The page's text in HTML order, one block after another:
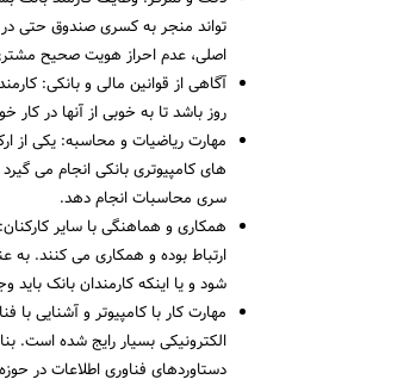
تواند منجر به کسری صندوق حتی
اصلی، عدم احراز هویت صحیح
آگاهی از قوانین مالی و بانکی:
روز باشد تا به خوبی از آنها در کار
مهارت ریاضیات و محاسبه: یکی از
های کامپیوتری بانکی انجام می
سری محاسبات انجام دهد.
همکاری و هماهنگی با سایر
ارتباط بوده و همکاری می کنند. به
شود و یا اینکه کارمندان بانک
مهارت کار با کامپیوتر و آشنایی با
الکترونیکی بسیار رایج شده است.
دستاوردهای فناوری اطلاعات در